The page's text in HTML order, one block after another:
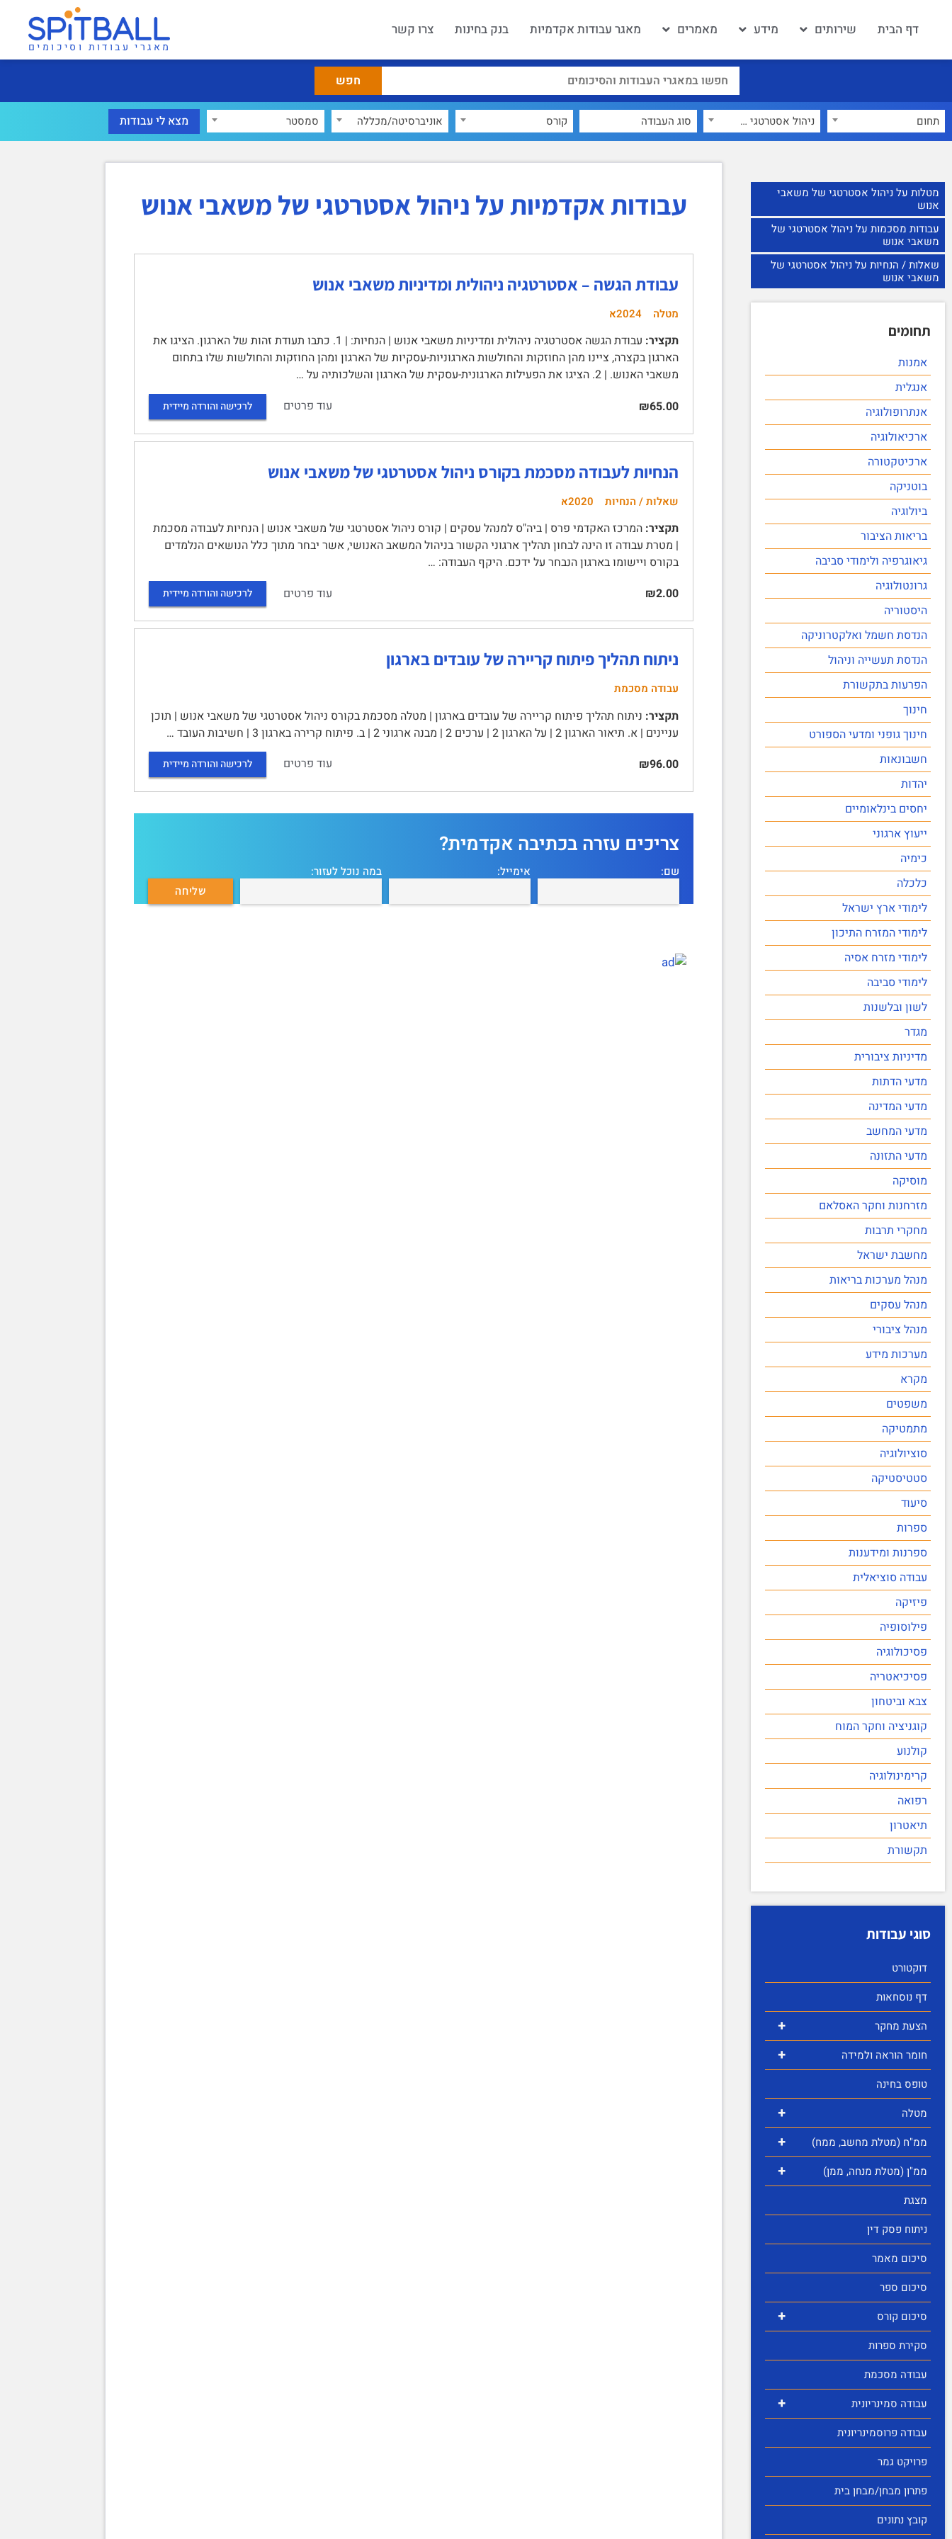
דף הבית שירותים מידע מאמרים מאגר עבודות אקדמיות בנק בחינות צרו קשר
מאגרי עבודות וסיכומים
תחום ניהול אסטרטגי של משאבי אנוש קורס אוניברסיטה/מכללה סמסטר
מטלות על ניהול אסטרטגי של משאבי
אנוש
עבודות מסכמות על ניהול אסטרטגי של
משאבי אנוש
שאלות / הנחיות על ניהול אסטרטגי של
משאבי אנוש
תחומים
אמנות
אנגלית
אנתרופולוגיה
ארכיאולוגיה
ארכיטקטורה
בוטניקה
ביולוגיה
בריאות הציבור
גיאוגרפיה ולימודי סביבה
גרונטולוגיה
היסטוריה
הנדסת חשמל ואלקטרוניקה
הנדסת תעשייה וניהול
הפרעות בתקשורת
חינוך
חינוך גופני ומדעי הספורט
חשבונאות
יהדות
יחסים בינלאומיים
ייעוץ ארגוני
כימיה
כלכלה
לימודי ארץ ישראל
לימודי המזרח התיכון
לימודי מזרח אסיה
לימודי סביבה
לשון ובלשנות
מגדר
מדיניות ציבורית
מדעי הדתות
מדעי המדינה
מדעי המחשב
מדעי התזונה
מוסיקה
מזרחנות וחקר האסלאם
מחקרי תרבות
מחשבת ישראל
מנהל מערכות בריאות
מנהל עסקים
מנהל ציבורי
מערכות מידע
מקרא
משפטים
מתמטיקה
סוציולוגיה
סטטיסטיקה
סיעוד
ספרות
ספרנות ומידענות
עבודה סוציאלית
פיזיקה
פילוסופיה
פסיכולוגיה
פסיכיאטריה
צבא וביטחון
קוגניציה וחקר המוח
קולנוע
קרימינולוגיה
רפואה
תיאטרון
תקשורת
סוגי עבודות
דוקטורט
דף נוסחאות
+ הצעת מחקר
+
חומר הוראה ולמידה
טופס בחינה
+ מטלה
+ ממ"ח (מטלת מחשב, ממח)
+
ממ"ן (מטלת מנחה, ממן)
מצגת
ניתוח פסק דין
סיכום מאמר
סיכום ספר
+
סיכום קורס
סקירת ספרות
עבודה מסכמת
+
עבודה סמינריונית
עבודה פרוסמינריונית
פרויקט גמר
פתרון מבחן/מבחן בית
קובץ נתונים
עבודות אקדמיות על ניהול אסטרטגי של משאבי אנוש
עבודת הגשה – אסטרטגיה ניהולית ומדיניות משאבי אנוש
מטלה 2024א
תקציר:
עבודת הגשה אסטרטגיה ניהולית ומדיניות משאבי אנוש | הנחיות: | 1. כתבו תעודת זהות של הארגון. הציגו את
הארגון בקצרה, ציינו מהן החוזקות והחולשות הארגוניות-עסקיות של הארגון ומהן החוזקות והחולשות שלו בתחום
משאבי האנוש. | 2. הציגו את הפעילות הארגונית-עסקית של הארגון והשלכותיה על …
₪65.00
עוד פרטים לרכישה והורדה מיידית
הנחיות לעבודה מסכמת בקורס ניהול אסטרטגי של משאבי אנוש
שאלות / הנחיות 2020א
תקציר: המרכז האקדמי פרס | ביה"ס למנהל עסקים | קורס ניהול אסטרטגי של משאבי אנוש | הנחיות לעבודה מסכמת
| מטרת עבודה זו הינה לבחון תהליך ארגוני הקשור בניהול המשאב האנושי, אשר יבחר מתוך כלל הנושאים הנלמדים
בקורס ויישומו בארגון הנבחר על ידכם. היקף העבודה: …
₪2.00
עוד פרטים לרכישה והורדה מיידית
ניתוח תהליך פיתוח קריירה של עובדים בארגון
עבודה מסכמת
תקציר: ניתוח תהליך פיתוח קריירה של עובדים בארגון | מטלה מסכמת בקורס ניהול אסטרטגי של משאבי אנוש | תוכן
עניינים | א. תיאור הארגון 2 | על הארגון 2 | ערכים 2 | מבנה ארגוני 2 | ב. פיתוח קרירה בארגון 3 | חשיבות העובד …
₪96.00
עוד פרטים לרכישה והורדה מיידית
צריכים עזרה בכתיבה אקדמית?
שם: אימייל: במה נוכל לעזור: